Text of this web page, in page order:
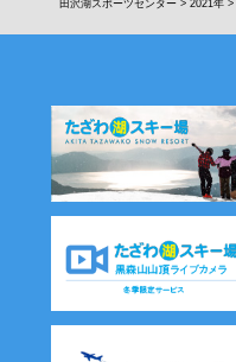
田沢湖スポーツセンター > 2021年 >